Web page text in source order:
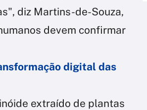
diz Martins-de-Souza,
devem confirmar
digital das
extraído de plantas